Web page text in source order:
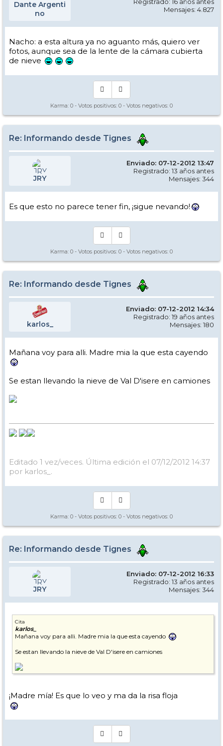
Dante Argenti
no
Mensajes: 4.827
Nacho: a esta altura ya no aguanto más, quiero ver
fotos, aunque sea de la lente de la cámara cubierta
de nieve
Karma: 0 - Votos positivos: 0 - Votos negativos: 0
Re: Informando desde Tignes
JRY
Enviado: 07-12-2012 13:47
Registrado: 13 años antes
Mensajes: 344
Es que esto no parece tener fin, ¡sigue nevando!
Karma: 0 - Votos positivos: 0 - Votos negativos: 0
Re: Informando desde Tignes
karlos_
Enviado: 07-12-2012 14:34
Registrado: 19 años antes
Mensajes: 180
Mañana voy para alli. Madre mia la que esta cayendo
Se estan llevando la nieve de Val D'isere en camiones
Editado 1 vez/veces. Última edición el 07/12/2012 14:37
por karlos_.
Karma: 0 - Votos positivos: 0 - Votos negativos: 0
Re: Informando desde Tignes
JRY
Enviado: 07-12-2012 16:33
Registrado: 13 años antes
Mensajes: 344
Cita
karlos_
Mañana voy para alli. Madre mia la que esta cayendo
Se estan llevando la nieve de Val D'isere en camiones
¡Madre mía! Es que lo veo y ma da la risa floja